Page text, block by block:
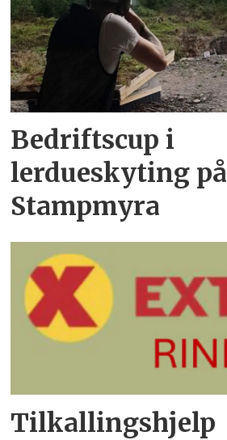
Bedriftscup i
lerdueskyting på
Stampmyra
Tilkallingshjelp